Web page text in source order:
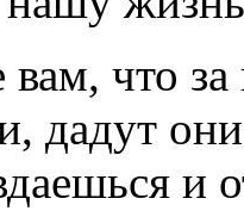
что за
дадут
и